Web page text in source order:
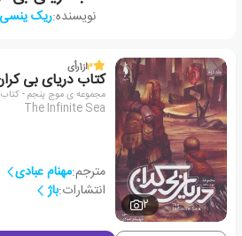
نویسنده:ریک ینسی
2
3از1رأی
کتاب دریای بی
مجموعه ی موج پنجم -
The Infinite Sea
مترجم:مهنام عبادی
انتشارات:باژ